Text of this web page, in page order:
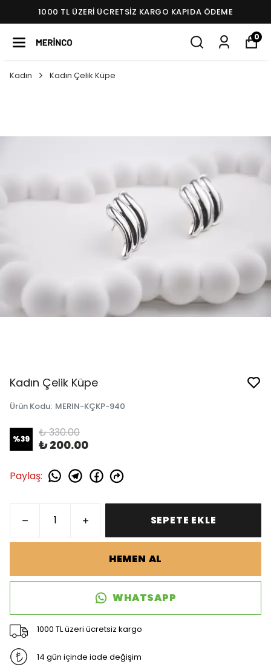
1000 TL ÜZERI ÜCRETSIZ KARGO KAPIDA ÖDEME
0
Kadın Kadın Çelik Küpe
Kadın Çelik Küpe
Ürün Kodu: MERIN-KÇKP-940
%39 ₺ 330.00
₺ 200.00
Paylaş:
SEPETE EKLE
HEMEN AL
WHATSAPP
1000 TL üzeri ücretsiz kargo
14 gün içinde iade değişim